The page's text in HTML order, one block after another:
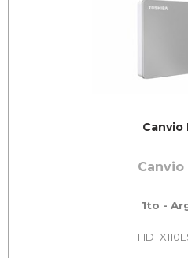
Canvio
Canvio
1to -